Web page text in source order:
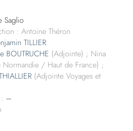
Saglio
: Antoine Théron
TILLIER
BOUTRUCHE (Adjointe) ; Nina
/ Haut de France) ;
(Adjointe Voyages et
–